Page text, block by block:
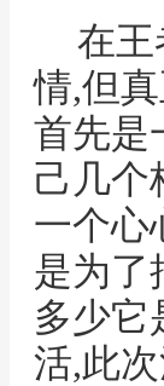
在王
情,但
首先是
己几个
一个心
是为了
多少它
活,此